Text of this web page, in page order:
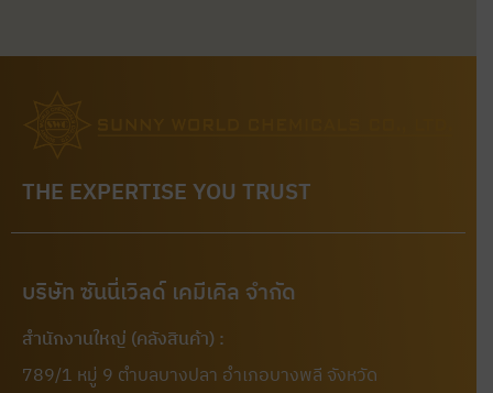
THE EXPERTISE YOU TRUST
บริษัท ซันนี่เวิลด์ เคมีเคิล จำกัด
สำนักงานใหญ่ (คลังสินค้า) :
789/1 หมู่ 9 ตำบลบางปลา อำเภอบางพลี จังหวัด